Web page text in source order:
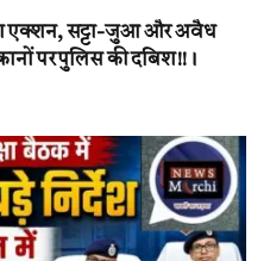
एक्शन, सट्टा-जुआ और अवैध
पर पुलिस की दबिश!!।